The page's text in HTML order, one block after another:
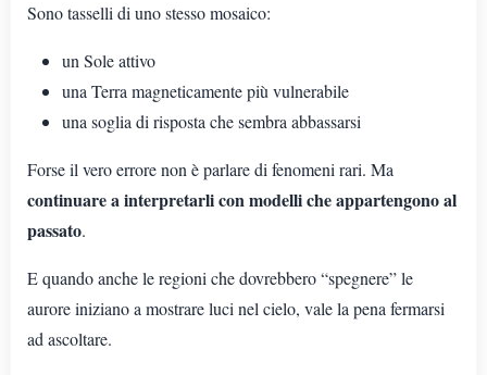
Sono tasselli di uno stesso mosaico:
un Sole attivo
una Terra magneticamente più vulnerabile
una soglia di risposta che sembra abbassarsi
Forse il vero errore non è parlare di fenomeni rari. Ma
continuare a interpretarli con modelli che appartengono al
passato.
E quando anche le regioni che dovrebbero “spegnere” le
aurore iniziano a mostrare luci nel cielo, vale la pena fermarsi
ad ascoltare.